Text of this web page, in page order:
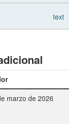
text
marzo de 2026